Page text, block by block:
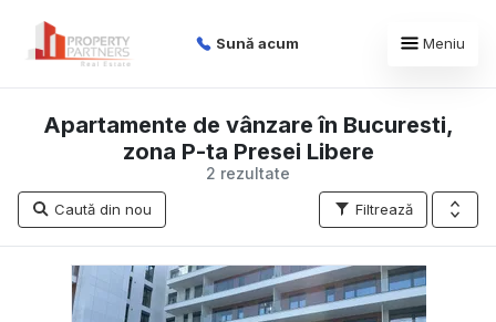
Sună acum Meniu
2 rezultate
Apartamente de vânzare în Bucuresti,
zona P-ta Presei Libere
Filtrează
Caută din nou